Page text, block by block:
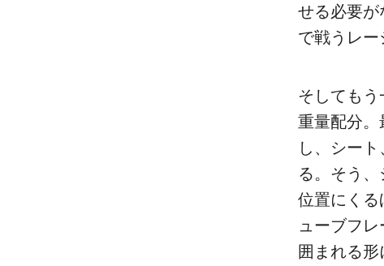
せる必要
で戦うレー
そしても
重量配分。
し、シー
る。そう
位置にく
ューブフ
囲まれる